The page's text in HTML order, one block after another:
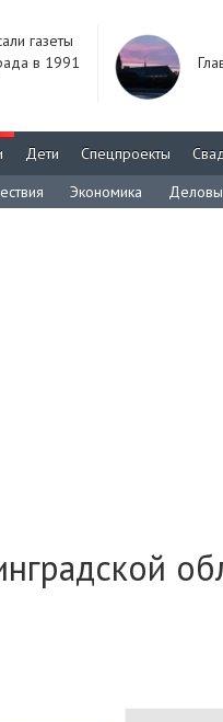
газеты
в 1991
Дети Спецпроекты
Экономика